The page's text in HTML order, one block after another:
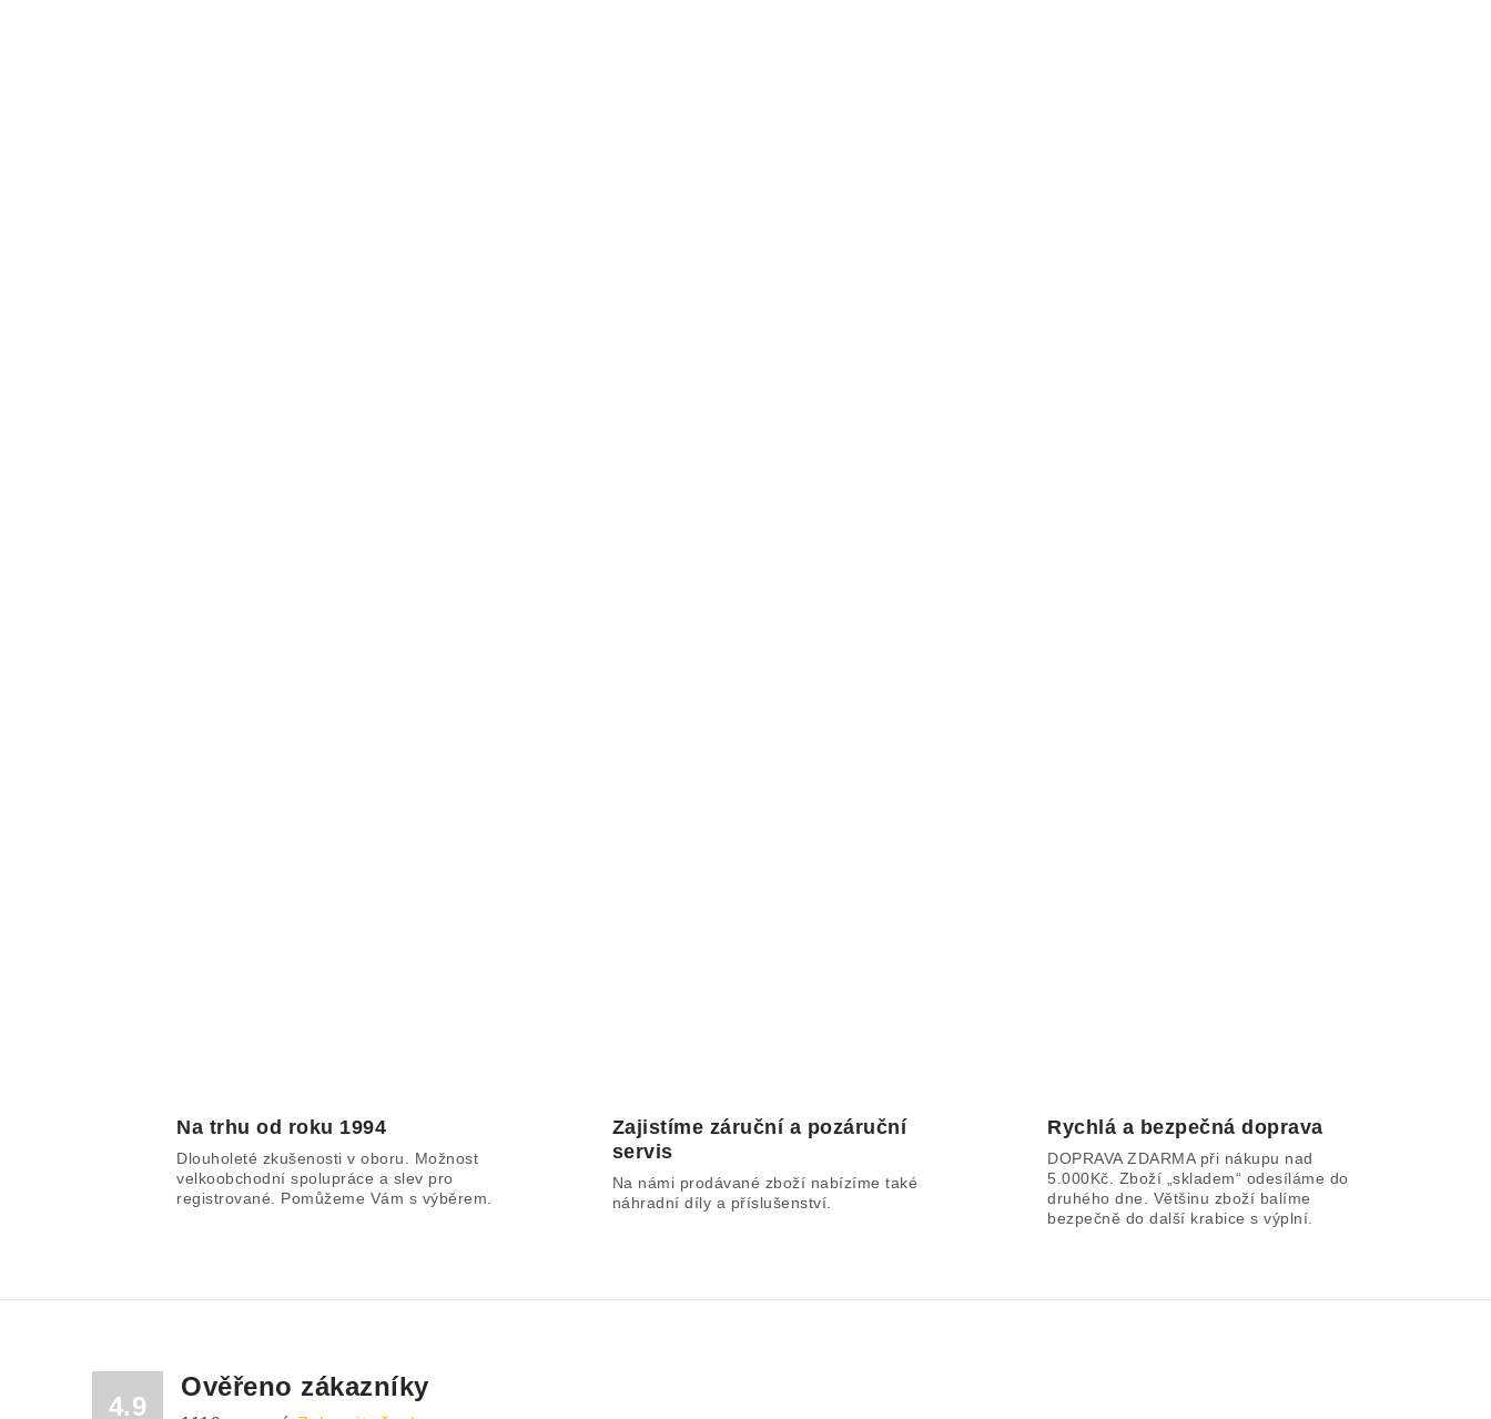
Na trhu od roku 1994
Dlouholeté zkušenosti v oboru. Možnost
velkoobchodní spolupráce a slev pro
registrované. Pomůžeme Vám s výběrem.
Zajistíme záruční a pozáruční
servis
Na námi prodávané zboží nabízíme také
náhradní díly a příslušenství.
Rychlá a bezpečná doprava
DOPRAVA ZDARMA při nákupu nad
5.000Kč. Zboží „skladem“ odesíláme do
druhého dne. Většinu zboží balíme
bezpečně do další krabice s výplní.
4.9
Ověřeno zákazníky